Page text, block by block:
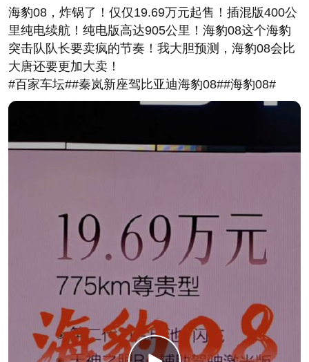
海豹08，炸锅了！仅仅19.69万元起售！插混版400公
里纯电续航！纯电版高达905公里！海豹08这个海豹
突击队队长要卖疯的节奏！我大胆预测，海豹08会比
大唐还要更加大卖！
#百家车坛##秦岚新座驾比亚迪海豹08##海豹08#